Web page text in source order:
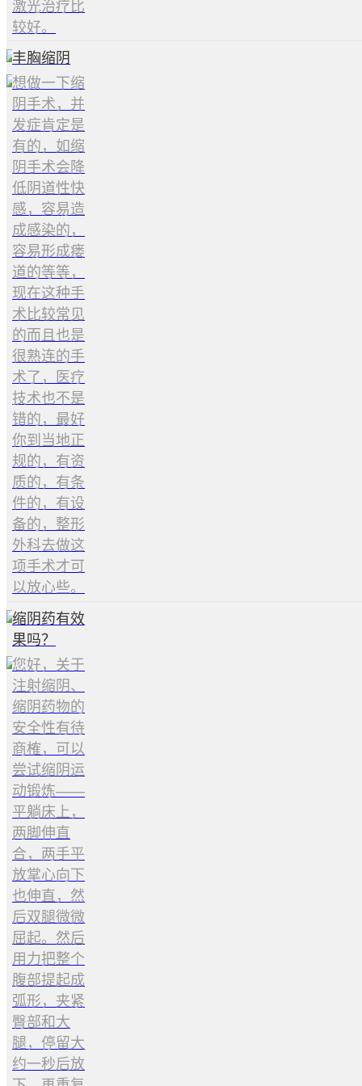
激光治疗比
较好。
丰胸缩阴
想做一下缩
阴手术，并
发症肯定是
有的，如缩
阴手术会降
低阴道性快
感，容易造
成感染的，
容易形成瘘
道的等等，
现在这种手
术比较常见
的而且也是
很熟连的手
术了，医疗
技术也不是
错的，最好
你到当地正
规的，有资
质的，有条
件的，有设
备的，整形
外科去做这
项手术才可
以放心些。
缩阴药有效
果吗？
您好，关于
注射缩阴、
缩阴药物的
安全性有待
商榷，可以
尝试缩阴运
动锻炼——
平躺床上，
两脚伸直
合，两手平
放掌心向下
也伸直，然
后双腿微微
屈起。然后
用力把整个
腹部提起成
弧形，夹紧
臀部和大
腿，停留大
约一秒后放